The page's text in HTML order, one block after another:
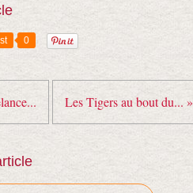
0
Les Tigers au bout du... »